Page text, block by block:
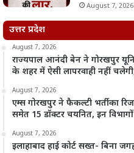
August 7, 2026
उत्तर प्रदेश
August 7, 2026
राज्यपाल आनंदी बेन ने गोरखपुर
के शहर में ऐसी लापरवाही नहीं
August 7, 2026
एम्स गोरखपुर ने फैकल्टी भर्ती का
समेत 15 डॉक्टर चयनित, इन
August 7, 2026
इलाहाबाद हाई कोर्ट सख्त- बिना